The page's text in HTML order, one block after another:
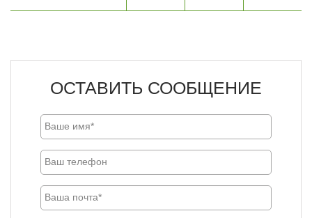
ОСТАВИТЬ СООБЩЕНИЕ